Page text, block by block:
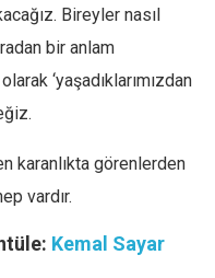
Bireyler nasıl
bir anlam
‘yaşadıklarımızdan
karanlıkta görenlerden
vardır.
Kemal Sayar